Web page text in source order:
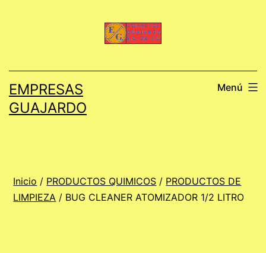
EMPRESAS
GUAJARDO
Menú
Inicio / PRODUCTOS QUIMICOS / PRODUCTOS DE
LIMPIEZA / BUG CLEANER ATOMIZADOR 1/2 LITRO